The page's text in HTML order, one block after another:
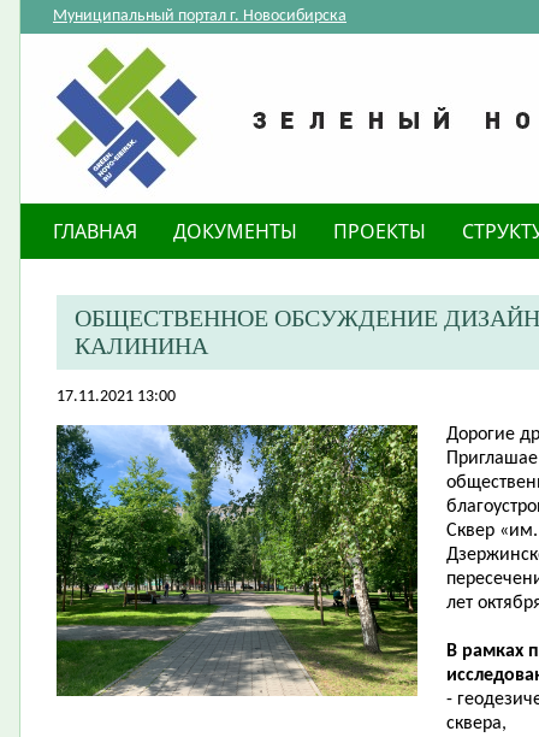
Муниципальный портал г. Новосибирска
ГЛАВНАЯ ДОКУМЕНТЫ ПРОЕКТЫ
ОБЩЕСТВЕННОЕ ОБСУЖДЕНИЕ
КАЛИНИНА
17.11.2021 13:00
Дорогие
Сквер
лет
В рамках
-
сквера,